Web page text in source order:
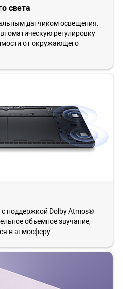
света
датчиком освещения,
регулировку
от окружающего
поддержкой Dolby Atmos®
объемное звучание,
в атмосферу.